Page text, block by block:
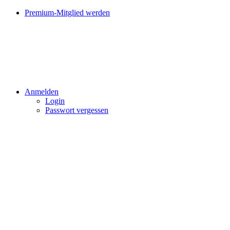
Premium-Mitglied werden
Anmelden
Login
Passwort vergessen